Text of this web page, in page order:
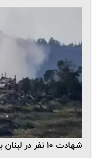
شهادت ۱۰ نفر در لبنان با وجود توافق بیروت با تل‌آویو